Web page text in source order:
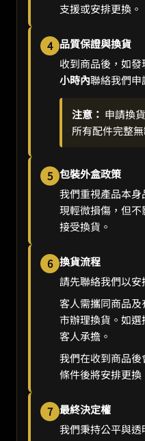
支援或安排更換。
4 品質保證與換貨
收到商品後，如
小時內聯絡我們申
注意： 申請換
所有配件完整無
5 包裝外盒政策
我們重視產品本
現輕微損傷，但
接受換貨。
6 換貨流程
請先聯絡我們以安
客人需攜同商品
市辦理換貨。如
客人承擔。
我們在收到商品
條件後將安排更換
7 最終決定權
我們秉持公平與